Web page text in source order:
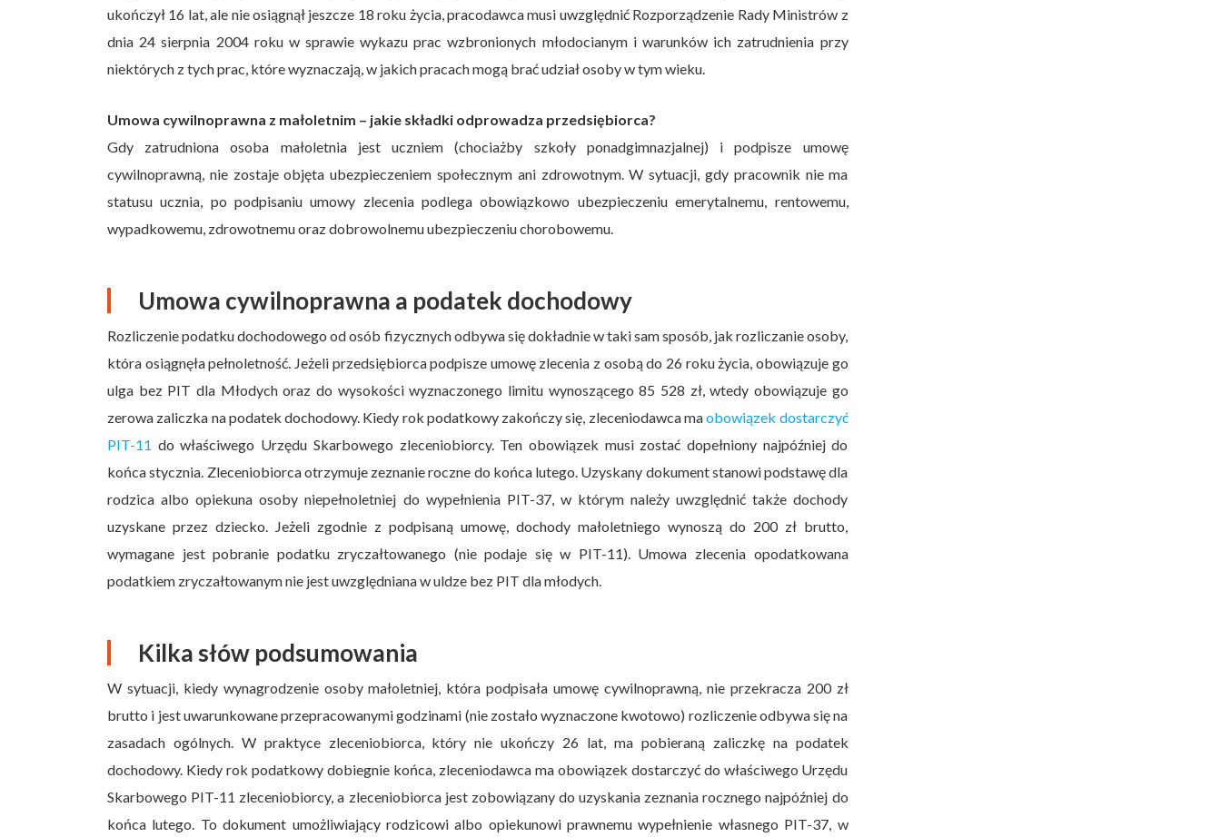
ukończył 16 lat, ale nie osiągnął jeszcze 18 roku życia, pracodawca musi uwzględnić Rozporządzenie Rady Ministrów z
dnia 24 sierpnia 2004 roku w sprawie wykazu prac wzbronionych młodocianym i warunków ich zatrudnienia przy
niektórych z tych prac, które wyznaczają, w jakich pracach mogą brać udział osoby w tym wieku.
Umowa cywilnoprawna z małoletnim – jakie składki odprowadza przedsiębiorca?
Gdy zatrudniona osoba małoletnia jest uczniem (chociażby szkoły ponadgimnazjalnej) i podpisze umowę
cywilnoprawną, nie zostaje objęta ubezpieczeniem społecznym ani zdrowotnym. W sytuacji, gdy pracownik nie ma
statusu ucznia, po podpisaniu umowy zlecenia podlega obowiązkowo ubezpieczeniu emerytalnemu, rentowemu,
wypadkowemu, zdrowotnemu oraz dobrowolnemu ubezpieczeniu chorobowemu.
Umowa cywilnoprawna a podatek dochodowy
Rozliczenie podatku dochodowego od osób fizycznych odbywa się dokładnie w taki sam sposób, jak rozliczanie osoby,
która osiągnęła pełnoletność. Jeżeli przedsiębiorca podpisze umowę zlecenia z osobą do 26 roku życia, obowiązuje go
ulga bez PIT dla Młodych oraz do wysokości wyznaczonego limitu wynoszącego 85 528 zł, wtedy obowiązuje go
zerowa zaliczka na podatek dochodowy. Kiedy rok podatkowy zakończy się, zleceniodawca maobowiązek dostarczyć
PIT-11 do właściwego Urzędu Skarbowego zleceniobiorcy. Ten obowiązek musi zostać dopełniony najpóźniej do
końca stycznia. Zleceniobiorca otrzymuje zeznanie roczne do końca lutego. Uzyskany dokument stanowi podstawę dla
rodzica albo opiekuna osoby niepełnoletniej do wypełnienia PIT-37, w którym należy uwzględnić także dochody
uzyskane przez dziecko. Jeżeli zgodnie z podpisaną umowę, dochody małoletniego wynoszą do 200 zł brutto,
wymagane jest pobranie podatku zryczałtowanego (nie podaje się w PIT-11). Umowa zlecenia opodatkowana
podatkiem zryczałtowanym nie jest uwzględniana w uldze bez PIT dla młodych.
Kilka słów podsumowania
W sytuacji, kiedy wynagrodzenie osoby małoletniej, która podpisała umowę cywilnoprawną, nie przekracza 200 zł
brutto i jest uwarunkowane przepracowanymi godzinami (nie zostało wyznaczone kwotowo) rozliczenie odbywa się na
zasadach ogólnych. W praktyce zleceniobiorca, który nie ukończy 26 lat, ma pobieraną zaliczkę na podatek
dochodowy. Kiedy rok podatkowy dobiegnie końca, zleceniodawca ma obowiązek dostarczyć do właściwego Urzędu
Skarbowego PIT-11 zleceniobiorcy, a zleceniobiorca jest zobowiązany do uzyskania zeznania rocznego najpóźniej do
końca lutego. To dokument umożliwiający rodzicowi albo opiekunowi prawnemu wypełnienie własnego PIT-37, w